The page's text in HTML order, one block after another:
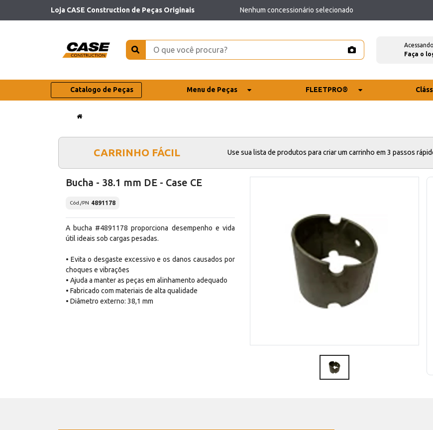
Loja CASE Construction de Peças Originais Nenhum concessionário selecionado
Faça o
Catalogo de Peças Menu de Peças FLEETPRO®
CARRINHO FÁCIL Use sua lista de produtos para criar um carrinho em 3 passos
Bucha - 38.1 mm DE - Case CE
Cód./PN 4891178
A bucha #4891178 proporciona desempenho e vida
útil ideais sob cargas pesadas.
• Evita o desgaste excessivo e os danos causados por
choques e vibrações
• Ajuda a manter as peças em alinhamento adequado
• Fabricado com materiais de alta qualidade
• Diâmetro externo: 38,1 mm